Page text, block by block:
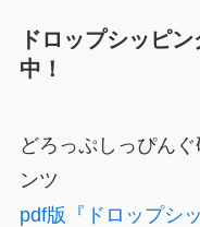
ドロップシッピ
中！
どろっぷしっぴん
ンツ
pdf版『ドロップシ